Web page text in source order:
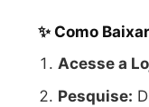
✨ Como
Acesse a
Pesquise: